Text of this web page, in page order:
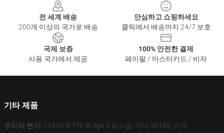
전 세계 배송
200개 이상의 국가로 배송
안심하고 쇼핑하세요
클릭에서 배송까지 24/7 보호
국제 보증
사용 국가에서 제공
100% 안전한 결제
페이팔 / 마스터카드 / 비자
기타 제품
우리의 본사: 11410 N 7Th St Apt 5 녹스빌, 이아 50138, 미국